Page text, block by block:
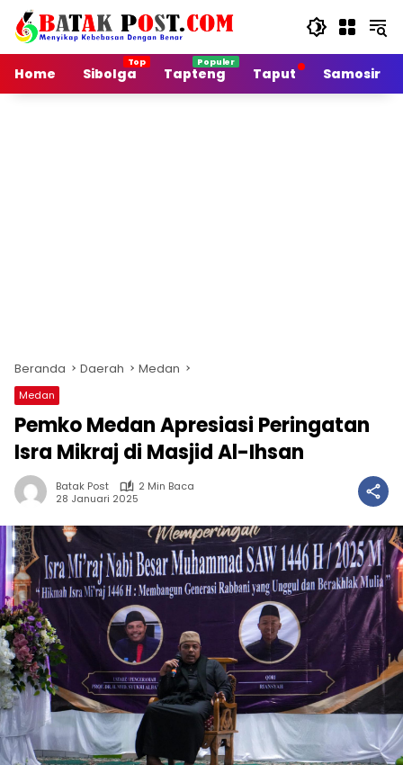
Langsung
konten
Home
Sibolga Tapteng Taput Samosir
Beranda Daerah Medan
Medan
Pemko Medan Apresiasi Peringatan
Isra Mikraj di Masjid Al-Ihsan
Batak Post
2 Min Baca
28 Januari 2025